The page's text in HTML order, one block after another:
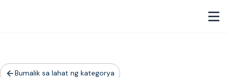
Bumalik sa lahat ng kategorya